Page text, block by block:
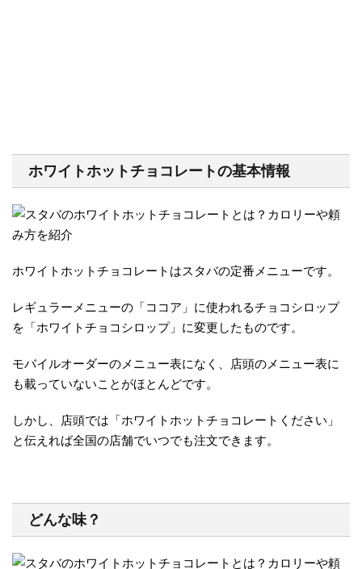
ホワイトホットチョコレートの基本情報
ホワイトホットチョコレートはスタバの定番メニューです。
レギュラーメニューの「ココア」に使われるチョコシロップ
を「ホワイトチョコシロップ」に変更したものです。
モバイルオーダーのメニュー表になく、店頭のメニュー表に
も載っていないことがほとんどです。
しかし、店頭では「ホワイトホットチョコレートください」
と伝えれば全国の店舗でいつでも注文できます。
どんな味？